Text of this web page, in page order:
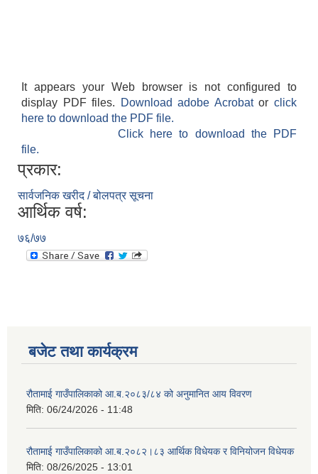
It appears your Web browser is not configured to
display PDF files.
Download adobe Acrobatorclick
here to download the PDF file.
Click here to download the PDF
file.
प्रकार:
सार्वजनिक खरीद / बोलपत्र सूचना
आर्थिक वर्ष:
७६/७७
बजेट तथा कार्यक्रम
रौतामाई गाउँपालिकाको आ.ब.२०८३/८४ को अनुमानित आय विवरण
मिति: 06/24/2026 - 11:48
रौतामाई गाउँपालिकाको आ.ब.२०८२।८३ आर्थिक विधेयक र विनियोजन विधेयक
मिति: 08/26/2025 - 13:01